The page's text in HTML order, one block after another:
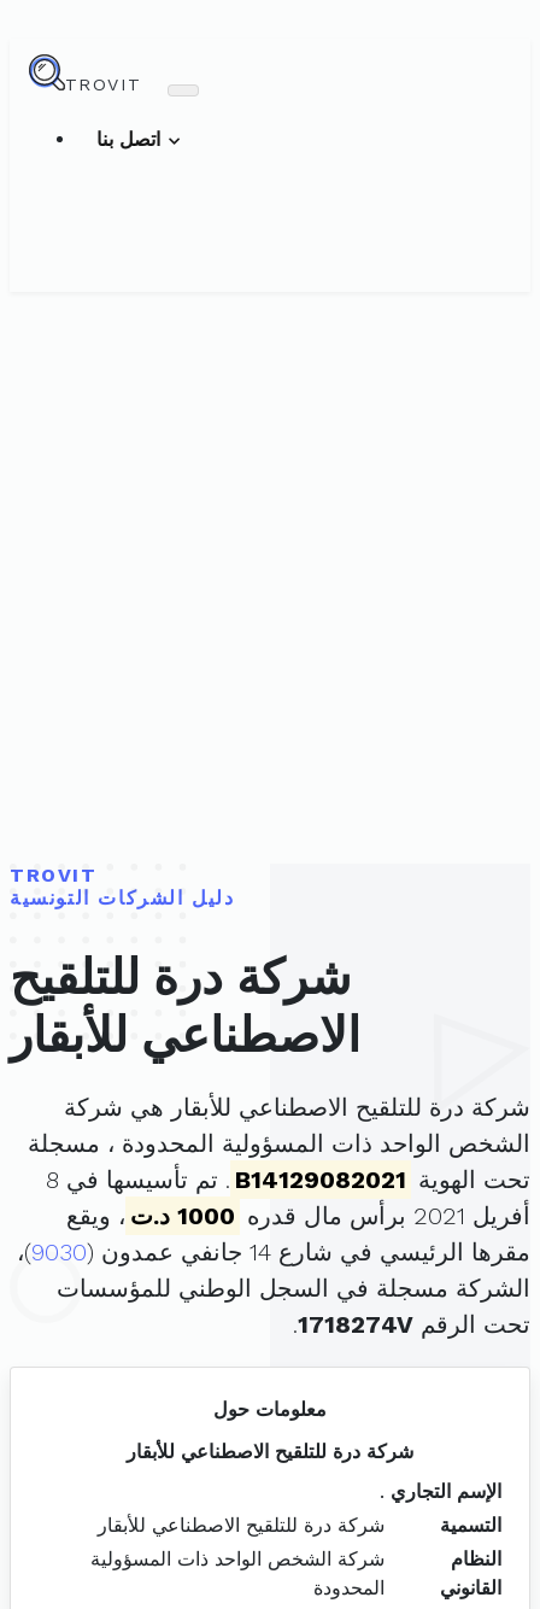
TROVIT
TROVIT
دليل الشركات التونسية
شركة درة للتلقيح
الاصطناعي للأبقار
شركة درة للتلقيح الاصطناعي للأبقار هي شركة
الشخص الواحد ذات المسؤولية المحدودة ، مسجلة
تحت الهوية B14129082021
. تم تأسيسها في 8
أفريل 2021 برأس مال قدره
1000 د.ت
، ويقع
مقرها الرئيسي في شارع 14 جانفي عمدون (
9030)،
الشركة مسجلة في السجل الوطني للمؤسسات
تحت الرقم 1718274V
.
معلومات حول
شركة درة للتلقيح الاصطناعي للأبقار
الإسم التجاري .
التسمية
شركة درة للتلقيح الاصطناعي للأبقار
النظام
القانوني
شركة الشخص الواحد ذات المسؤولية
المحدودة